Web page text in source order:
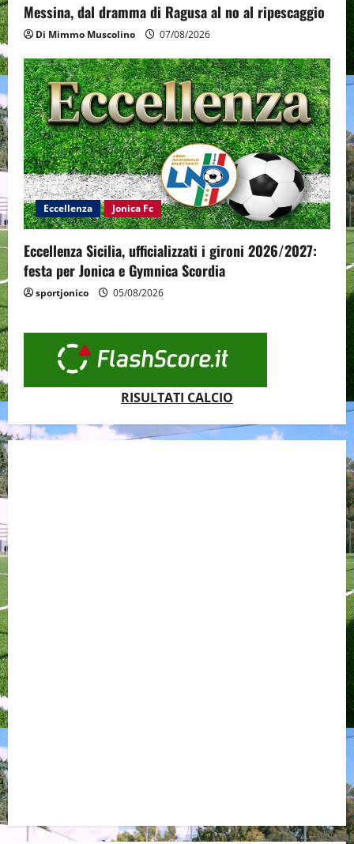
Messina, dal dramma di Ragusa al no al ripescaggio
Di Mimmo Muscolino 07/08/2026
Eccellenza Jonica Fc
Eccellenza Sicilia, ufficializzati i gironi 2026/2027:
festa per Jonica e Gymnica Scordia
sportjonico 05/08/2026
RISULTATI CALCIO